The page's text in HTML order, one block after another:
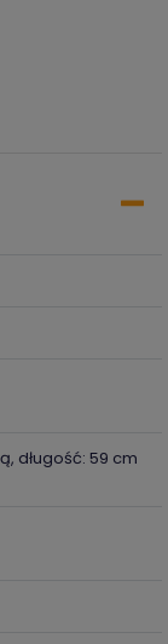
długość: 59 cm